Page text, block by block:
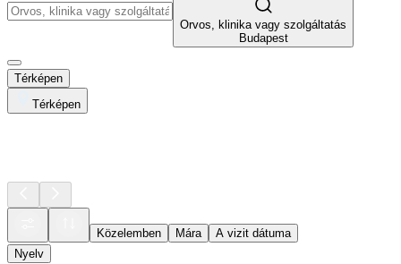
Orvos, klinika vagy szolgáltatás
Budapest
Térképen
Térképen
Közelemben Mára
A vizit dátuma
Nyelv